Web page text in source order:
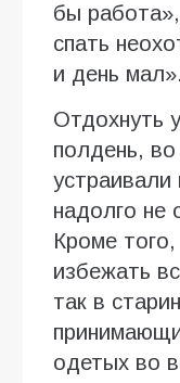
бы
спать
и день мал».
Отдохнуть
полдень,
надолго не
Кроме
избежать
так в
одетых во